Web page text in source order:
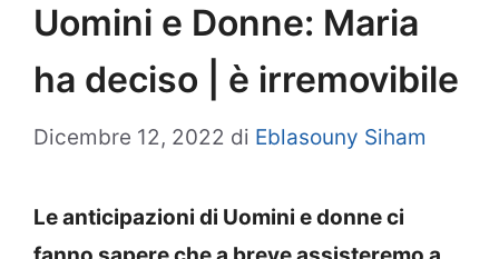
Uomini e Donne: Maria
ha deciso | è irremovibile
Dicembre 12, 2022 di Eblasouny Siham
Le anticipazioni di Uomini e donne ci